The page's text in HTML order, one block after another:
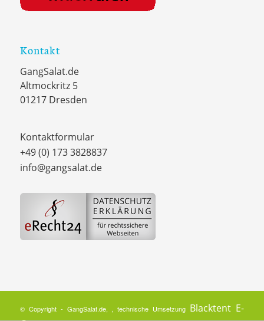
Kontakt
GangSalat.de
Altmockritz 5
01217 Dresden
Kontaktformular
+49 (0) 173 3828837
info@gangsalat.de
© Copyright - GangSalat.de, , technische Umsetzung Blacktent E-